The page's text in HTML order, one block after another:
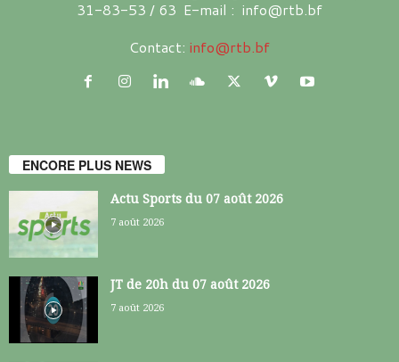
31-83-53 / 63 E-mail : info@rtb.bf
Contact: info@rtb.bf
ENCORE PLUS NEWS
Actu Sports du 07 août 2026
7 août 2026
JT de 20h du 07 août 2026
7 août 2026